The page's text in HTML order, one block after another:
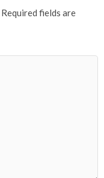
Required fields are